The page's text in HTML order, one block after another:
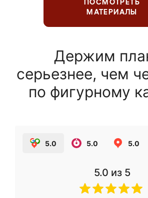
ПОСМОТРЕТЬ
МАТЕРИАЛЫ
Держим
серьезнее, чем
по фигурному
5.0 5.0 5.0
5.0 из 5